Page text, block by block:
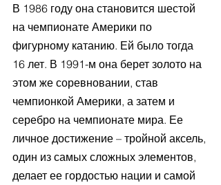
В 1986 году она становится шестой
на чемпионате Америки по
фигурному катанию. Ей было тогда
16 лет. В 1991-м она берет золото на
этом же соревновании, став
чемпионкой Америки, а затем и
серебро на чемпионате мира. Ее
личное достижение – тройной аксель,
один из самых сложных элементов,
делает ее гордостью нации и самой